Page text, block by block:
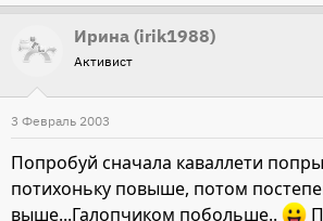
Ирина (irik1988)
Активист
3 Февраль 2003
Попробуй сначала каваллети
потихоньку повыше, потом
выше...Галопчиком побольше..